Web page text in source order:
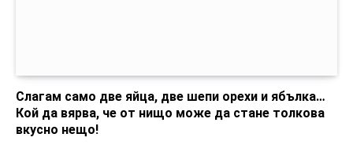
Слагам само две яйца, две шепи орехи и ябълка…
Кой да вярва, че от нищо може да стане толкова
вкусно нещо!